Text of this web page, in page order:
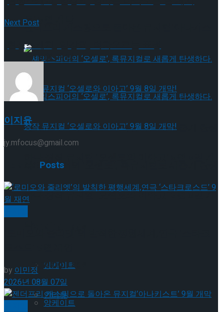
트’ 9월 개막
셰익스피어의 ‘오셀로’, 록뮤지컬로 새롭게 탄생
막!
앙케이트
인터뷰
젠더프리 캐스팅으로 돌아온 뮤지컬’아나키스
트’ 9월 개막
셰익스피어의 ‘오셀로’, 록뮤지컬로 새롭게 탄생
하다.창작 뮤지컬 ‘오셀로와 이아고’ 9월 8일 개
Trending Tags
앙케이트
Next Post
[현장스케치] 임강희, 벅차오르는 표정
이지윤
jy.mfocus@gmail.com
Posts
by이민정
2026년 08월 07일